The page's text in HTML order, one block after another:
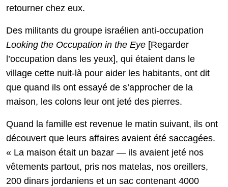
retourner chez eux.
Des militants du groupe israélien anti-occupation
Looking the Occupation in the Eye [Regarder
l’occupation dans les yeux], qui étaient dans le
village cette nuit-là pour aider les habitants, ont dit
que quand ils ont essayé de s’approcher de la
maison, les colons leur ont jeté des pierres.
Quand la famille est revenue le matin suivant, ils ont
découvert que leurs affaires avaient été saccagées.
« La maison était un bazar — ils avaient jeté nos
vêtements partout, pris nos matelas, nos oreillers,
200 dinars jordaniens et un sac contenant 4000